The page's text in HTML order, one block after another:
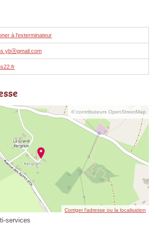
à l'exterminateur
© contributeurs OpenStreetMap
Corriger l’adresse ou la localisation
services